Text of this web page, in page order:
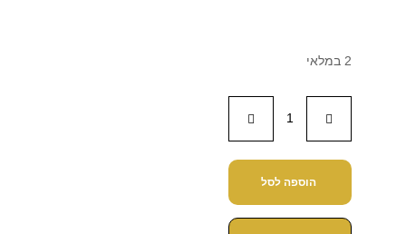
2 במלאי
הוספה לסל